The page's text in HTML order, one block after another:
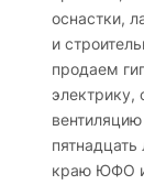
оснастки,
и
продаем
электрику,
краю ЮФО